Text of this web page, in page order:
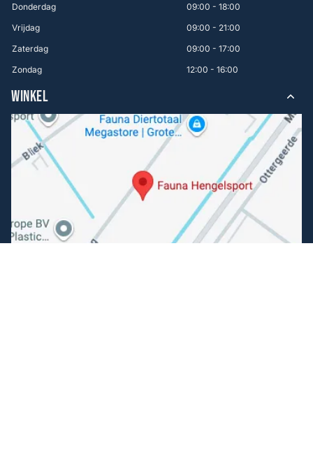
Donderdag
09:00 - 18:00
Vrijdag
09:00 - 21:00
Zaterdag
09:00 - 17:00
Zondag
12:00 - 16:00
WINKEL